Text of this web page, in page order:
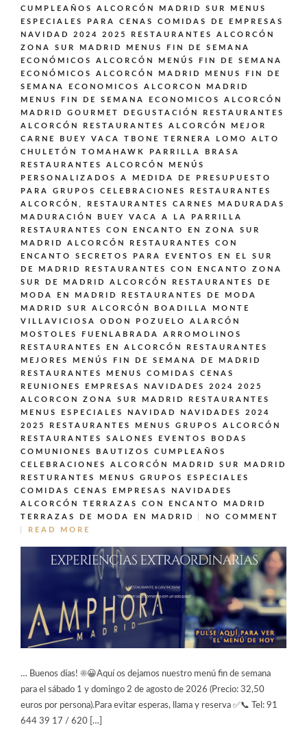
CUMPLEAÑOS ALCORCÓN MADRID SUR
MENUS
ESPECIALES PARA CENAS COMIDAS DE EMPRESAS
NAVIDAD 2024 2025 RESTAURANTES ALCORCÓN
ZONA SUR MADRID
MENUS FIN DE SEMANA
ECONÓMICOS ALCORCÓN
MENÚS FIN DE SEMANA
ECONÓMICOS ALCORCÓN MADRID
MENUS FIN DE
SEMANA ECONOMICOS ALCORCON MADRID
MENUS FIN DE SEMANA ECONOMICOS ALCORCÓN
MADRID GOURMET DEGUSTACIÓN
RESTAURANTES
ALCORCÓN
RESTAURANTES ALCORCÓN MEJOR
CARNE BUEY VACA TBONE TERNERA LOMO ALTO
CHULETÓN TOMAHAWK PARRILLA BRASA
RESTAURANTES ALCORCÓN MENÚS
PERSONALIZADOS A MEDIDA DE PRESUPUESTO
PARA GRUPOS CELEBRACIONES
RESTAURANTES
ALCORCÓN,
RESTAURANTES CARNES MADURADAS
MADURACIÓN BUEY VACA A LA PARRILLA
RESTAURANTES CON ENCANTO EN ZONA SUR
MADRID ALCORCÓN
RESTAURANTES CON
ENCANTO SECRETOS PARA EVENTOS EN EL SUR
DE MADRID
RESTAURANTES CON ENCANTO ZONA
SUR DE MADRID ALCORCÓN
RESTAURANTES DE
MODA EN MADRID
RESTAURANTES DE MODA
MADRID SUR ALCORCÓN BOADILLA MONTE
VILLAVICIOSA ODON POZUELO ALARCÓN
MOSTOLES FUENLABRADA ARROMOLINOS
RESTAURANTES EN ALCORCÓN
RESTAURANTES
MEJORES MENÚS FIN DE SEMANA DE MADRID
RESTAURANTES MENUS COMIDAS CENAS
REUNIONES EMPRESAS NAVIDADES 2024 2025
ALCORCON ZONA SUR MADRID
RESTAURANTES
MENUS ESPECIALES NAVIDAD NAVIDADES 2024
2025
RESTAURANTES MENUS GRUPOS ALCORCÓN
RESTAURANTES SALONES EVENTOS BODAS
COMUNIONES BAUTIZOS CUMPLEAÑOS
CELEBRACIONES ALCORCÓN MADRID SUR MADRID
RESTURANTES MENUS GRUPOS ESPECIALES
COMIDAS CENAS EMPRESAS NAVIDADES
ALCORCÓN
TERRAZAS CON ENCANTO MADRID
TERRAZAS DE MODA EN MADRID
NO COMMENT
READ MORE
… Buenos días! ☀️😀Aquí os dejamos nuestro menú fin de semana
para el sábado 1 y domingo 2 de agosto de 2026 (Precio: 32,50
euros por persona).Para evitar esperas, llama y reserva ✅📞 Tel: 91
644 39 17 / 620 […]